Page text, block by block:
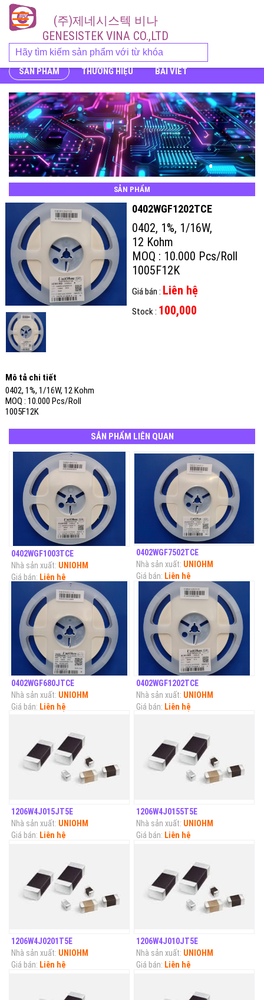
(주)제네시스텍 비나
GENESISTEK VINA CO.,LTD
SẢN PHẨM THƯƠNG HIỆU BÀI VIẾT
SẢN PHẨM
0402WGF1202TCE
0402, 1%, 1/16W,
12 Kohm
MOQ : 10.000 Pcs/Roll
1005F12K
Giá bán : Liên hệ
Stock : 100,000
Mô tả chi tiết
0402, 1%, 1/16W, 12 Kohm
MOQ : 10.000 Pcs/Roll
1005F12K
SẢN PHẨM LIÊN QUAN
0402WGF1003TCE
Nhà sản xuất: UNIOHM
Giá bán: Liên hệ
0402WGF7502TCE
Nhà sản xuất: UNIOHM
Giá bán: Liên hệ
0402WGF680JTCE
Nhà sản xuất: UNIOHM
Giá bán: Liên hệ
0402WGF1202TCE
Nhà sản xuất: UNIOHM
Giá bán: Liên hệ
1206W4J015JT5E
Nhà sản xuất: UNIOHM
Giá bán: Liên hệ
1206W4J0155T5E
Nhà sản xuất: UNIOHM
Giá bán: Liên hệ
1206W4J0201T5E
Nhà sản xuất: UNIOHM
Giá bán: Liên hệ
1206W4J010JT5E
Nhà sản xuất: UNIOHM
Giá bán: Liên hệ